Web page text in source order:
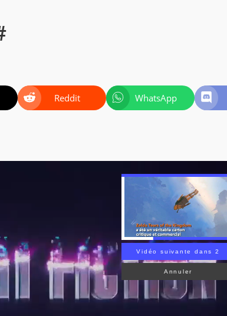
Reddit WhatsApp
Vidéo suivante dans 2
Annuler